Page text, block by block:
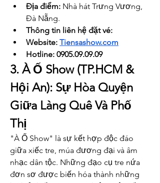
Địa điểm: Nhà hát Trưng Vương,
Đà Nẵng.
Thông tin liên hệ đặt vé:
Website: Tiensashow.com
Hotline: 0905.09.09.09
3. À Ố Show (TP.HCM &
Hội An): Sự Hòa Quyện
Giữa Làng Quê Và Phố
Thị
"À Ố Show" là sự kết hợp độc đáo
giữa xiếc tre, múa đương đại và âm
nhạc dân tộc. Những đạo cụ tre nứa
đơn sơ được biến hóa thành những